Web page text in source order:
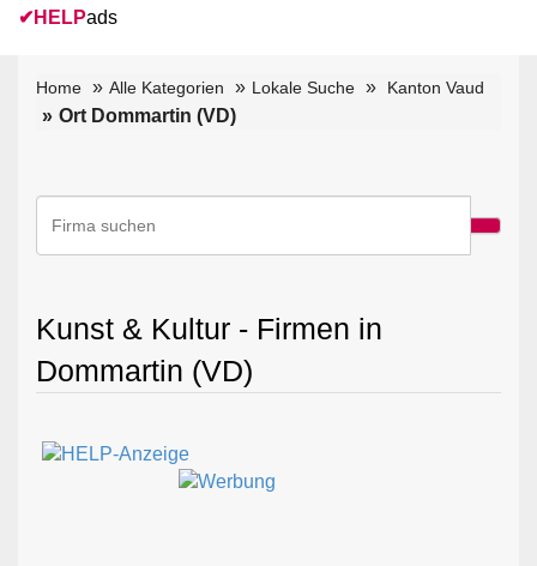
✔ HELPads
Home Alle Kategorien Lokale Suche Kanton Vaud
Ort Dommartin (VD)
Kunst & Kultur - Firmen in
Dommartin (VD)